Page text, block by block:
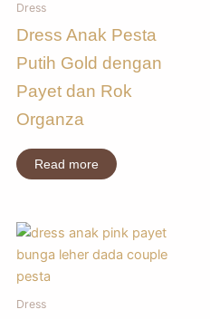
Dress
Dress Anak Pesta
Putih Gold dengan
Payet dan Rok
Organza
Read more
Dress